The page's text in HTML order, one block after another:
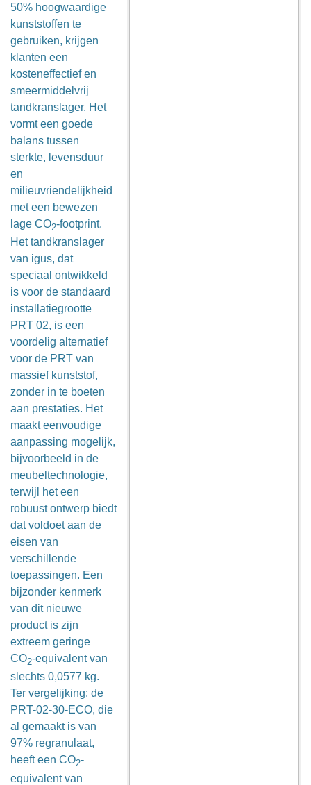
50% hoogwaardige
kunststoffen te
gebruiken, krijgen
klanten een
kosteneffectief en
smeermiddelvrij
tandkranslager. Het
vormt een goede
balans tussen
sterkte, levensduur
en
milieuvriendelijkheid
met een bewezen
lage CO2-footprint.
Het tandkranslager
van igus, dat
speciaal ontwikkeld
is voor de standaard
installatiegrootte
PRT 02, is een
voordelig alternatief
voor de PRT van
massief kunststof,
zonder in te boeten
aan prestaties. Het
maakt eenvoudige
aanpassing mogelijk,
bijvoorbeeld in de
meubeltechnologie,
terwijl het een
robuust ontwerp biedt
dat voldoet aan de
eisen van
verschillende
toepassingen. Een
bijzonder kenmerk
van dit nieuwe
product is zijn
extreem geringe
CO2-equivalent van
slechts 0,0577 kg.
Ter vergelijking: de
PRT-02-30-ECO, die
al gemaakt is van
97% regranulaat,
heeft een CO2-
equivalent van